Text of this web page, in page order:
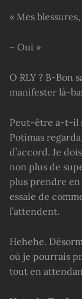
« Mes
– Oui »
O RLY ? B-Bon
manifester là-
Peut-être a-t-il
Potimas
d’accord. Je
non plus de
plus prendre en
essaie de
l’attendent.
Hehehe.
où je pourrais
tout en